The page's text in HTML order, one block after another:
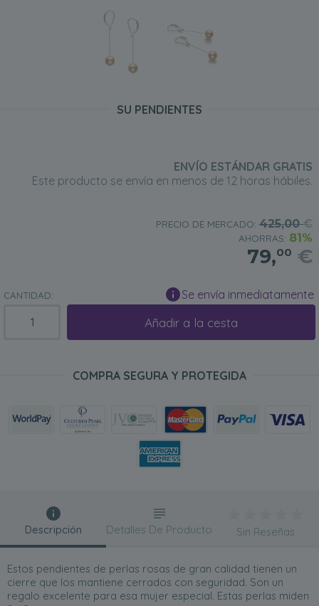
SU PENDIENTES
ENVÍO ESTÁNDAR GRATIS
Este producto se envía en menos de 12 horas hábiles.
PRECIO DE MERCADO: 425,00€
AHORRAS: 81%
79,00 €
CANTIDAD: Se envía inmediatamente
Añadir a la cesta
COMPRA SEGURA Y PROTEGIDA
Descripción
Estos pendientes de perlas rosas de gran calidad tienen un
cierre que los mantiene cerrados con seguridad. Son un
regalo excelente para esa mujer especial. Estas perlas miden
Detalles De Producto Sin Reseñas